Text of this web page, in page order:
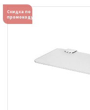
Скидка по
промокоду